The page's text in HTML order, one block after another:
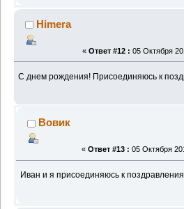
Himera
« Ответ #12 : 05 Октября
С днем рождения! Присоединяюсь к
Вовик
« Ответ #13 : 05 Октября
Иван и я присоединяюсь к